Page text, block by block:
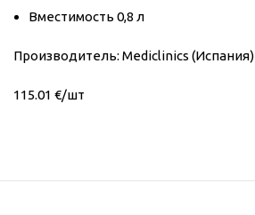
Вместимость 0,8 л
Производитель: Mediclinics (Испания)
115.01 €/шт